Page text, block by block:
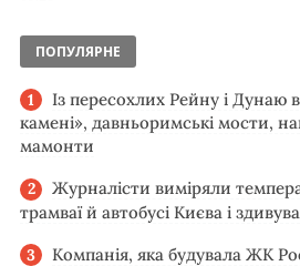
ПОПУЛЯРНЕ
Із пересохлих Рейну і Дунаю
камені», давньоримські мости,
мамонти
Журналісти виміряли
трамваї й автобусі Києва і
Компанія, яка будувала ЖК